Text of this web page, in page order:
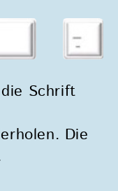
Schrift
Die